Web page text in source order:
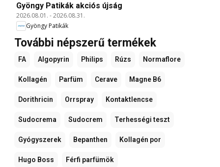
Gyöngy Patikák akciós újság
2026.08.01. -2026.08.31.
Gyöngy Patikák
További népszerű termékek
FA Algopyrin Philips Rúzs Normaflore
Kollagén Parfüm Cerave Magne B6
Dorithricin Orrspray Kontaktlencse
Sudocrema Sudocrem Terhességi teszt
Gyógyszerek Bepanthen Kollagén por
Hugo Boss Férfi parfümök